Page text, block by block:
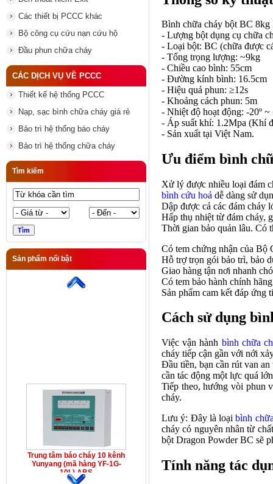
Các thiết bị PCCC khác
Bộ công cụ cứu nạn cứu hộ
Đầu phun chữa cháy
CÁC DỊCH VỤ VỀ PCCC
Thiết kế hệ thống PCCC
Nạp, sạc bình chữa cháy giá rẻ
Bảo trì hệ thống báo cháy
Bảo trì hệ thống chữa cháy
Tìm kiếm
Sản phẩm nổi bật
Trung tâm báo cháy 10 kênh
Yunyang (mã hàng YF-1G-
10L) ABS
Trung tâm báo cháy 10 kênh
Yunyang (mã hàng YF-1G-
10L) ABS
Bình chữa cháy bột BC
- Lượng bột dụng cụ chữa
- Loại bột: BC (chữa được
- Tổng trọng lượng: ~9kg
- Chiều cao bình: 55cm
- Đường kính bình: 16.5cm
- Hiệu quả phun: ≥12s
- Khoảng cách phun: 5m
- Nhiệt độ hoạt động: -20º ~
- Áp suất khí: 1.2Mpa (Khí
- Sản xuất tại Việt Nam.
Ưu điểm bình
Xử lý được nhiều loại đám
bình cứu hoả dễ dàng sử
Dập được cả các đám cháy
Hấp thụ nhiệt từ đám cháy,
Thời gian bảo quản lâu. Có
Có tem chứng nhận của Bộ
Hỗ trợ trọn gói bảo trì, bảo
Giao hàng tận nơi nhanh
Có tem bảo hành chính
Sản phẩm cam kết đáp ứng
Cách sử dụng
Việc vận hành bình chữa
cháy tiếp cận gần với nới
Đầu tiền, bạn cần rút van
cần tác động một lực quá
Tiếp theo, hướng vòi phun
cháy.
Lưu ý: Đây là loạibình
cháy có nguyên nhân từ
bột Dragon Powder BC sẽ
Tính năng tác